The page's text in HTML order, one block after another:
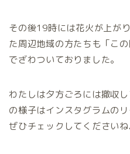
その後19時には花火が上が
た周辺地域の方たちも「こ
でざわついておりました。
わたしは夕方ごろには撤収
の様子はインスタグラムの
ぜひチェックしてください